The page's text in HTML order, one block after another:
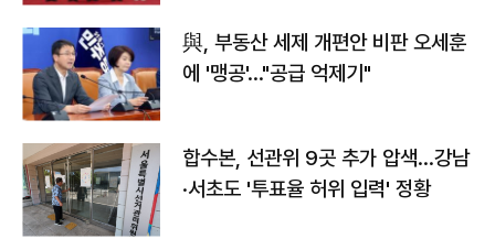
與, 부동산 세제 개편안 비판 오세훈
에 '맹공'…"공급 억제기"
합수본, 선관위 9곳 추가 압색…강남
·서초도 '투표율 허위 입력' 정황